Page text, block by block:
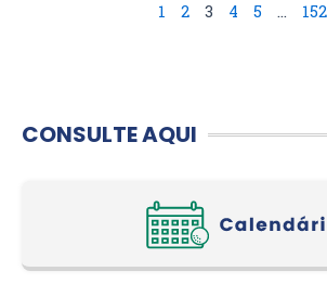
1 2 3 4 5 … 152
CONSULTE AQUI